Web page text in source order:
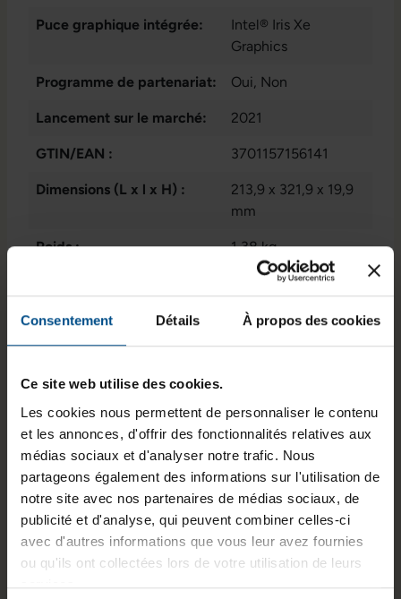
Consentement Détails À propos des cookies
Ce site web utilise des cookies.
Les cookies nous permettent de personnaliser le contenu
et les annonces, d'offrir des fonctionnalités relatives aux
médias sociaux et d'analyser notre trafic. Nous
partageons également des informations sur l'utilisation de
notre site avec nos partenaires de médias sociaux, de
publicité et d'analyse, qui peuvent combiner celles-ci
avec d'autres informations que vous leur avez fournies
ou qu'ils ont collectées lors de votre utilisation de leurs
services.
Informations sur le produit
Le HP ProBook 440 G8 reconditionné est un
professionnels quotidiens. Il est équipé d’un
processeur Intel Core i7, de 16 Go de mémoire
DDR4 et d’un SSD NVMe de 500 Go, offrant une
exécution fluide des applications courantes. Son
écran antireflet de 14 pouces en Full HD facilite
le travail prolongé, tandis que la connectique
variée permet une intégration dans différents
environnements de bureaux. Le système
fonctionne sous Windows 11 Professionnel.
Puce graphique intégrée:
Intel® Iris Xe
Graphics
Programme de partenariat: Oui, Non
Lancement sur le marché: 2021
GTIN/EAN : 3701157156141
Dimensions (L x l x H) :
213,9 x 321,9 x 19,9
mm
Poids : 1,38 kg